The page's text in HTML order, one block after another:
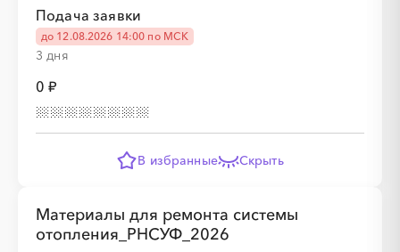
Подача заявки
до 12.08.2026 14:00 по МСК
3 дня
0 ₽
В избранные Скрыть
Материалы для ремонта системы
отопления_РНСУФ_2026